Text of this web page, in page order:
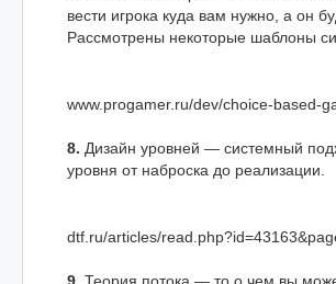
вести игрока куда вам нужно, а он
Рассмотрены некоторые шаблоны
www.progamer.ru/dev/choice-based-
8. Дизайн уровней — системный
уровня от наброска до реализации.
dtf.ru/articles/